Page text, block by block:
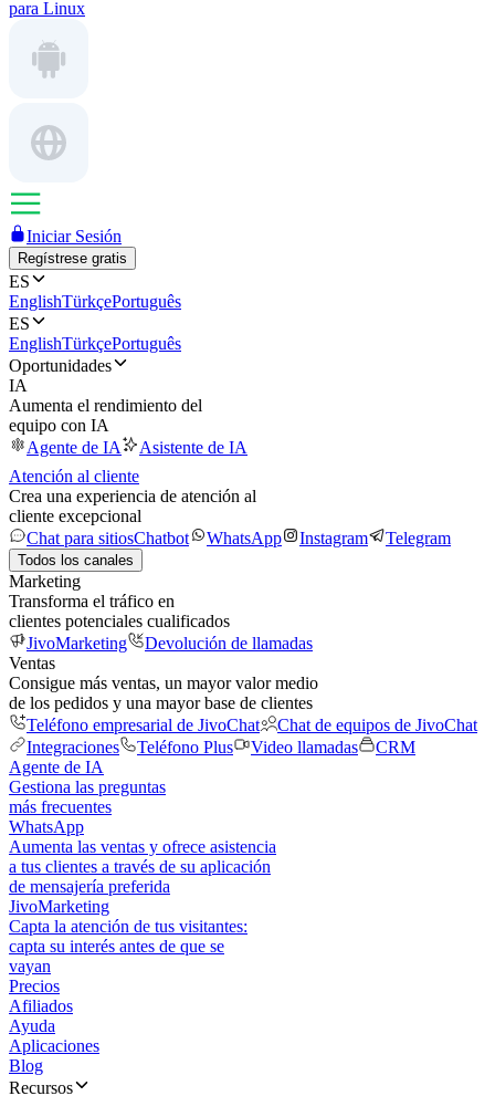
para Linux
Iniciar Sesión
Regístrese gratis
ES
EnglishTürkçePortuguês
ES
EnglishTürkçePortuguês
Oportunidades
IA
Aumenta el rendimiento del
equipo con IA
Agente de IA
Asistente de IA
Atención al cliente
Crea una experiencia de atención al
cliente excepcional
Chat para sitiosChatbot WhatsApp Instagram Telegram
Todos los canales
Marketing
Transforma el tráfico en
clientes potenciales cualificados
JivoMarketing
Devolución de llamadas
Ventas
Consigue más ventas, un mayor valor medio
de los pedidos y una mayor base de clientes
Teléfono empresarial de JivoChat
Chat de equipos de JivoChat
Integraciones
Teléfono Plus Video llamadas
CRM
Agente de IA
Gestiona las preguntas
más frecuentes
WhatsApp
Aumenta las ventas y ofrece asistencia
a tus clientes a través de su aplicación
de mensajería preferida
JivoMarketing
Capta la atención de tus visitantes:
capta su interés antes de que se
vayan
Precios
Afiliados
Ayuda
Aplicaciones
Blog
Recursos